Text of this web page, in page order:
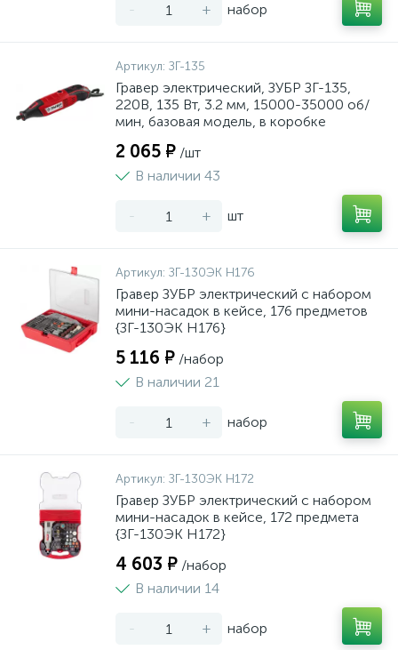
- + набор
Артикул: ЗГ-135
Гравер электрический, ЗУБР ЗГ-135,
220В, 135 Вт, 3.2 мм, 15000-35000 об/
мин, базовая модель, в коробке
2 065 ₽ /шт
В наличии 43
- + шт
Артикул: ЗГ-130ЭК H176
Гравер ЗУБР электрический с набором
мини-насадок в кейсе, 176 предметов
{ЗГ-130ЭК H176}
5 116 ₽ /набор
В наличии 21
- + набор
Артикул: ЗГ-130ЭК H172
Гравер ЗУБР электрический с набором
мини-насадок в кейсе, 172 предмета
{ЗГ-130ЭК H172}
4 603 ₽ /набор
В наличии 14
- + набор